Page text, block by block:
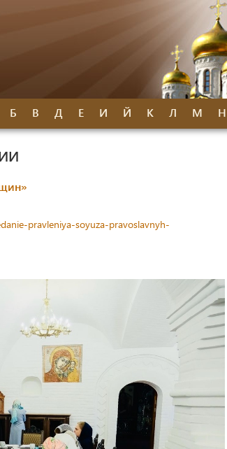
Б В Д Е И Й К Л М Н
pravleniya-soyuza-pravoslavnyh-